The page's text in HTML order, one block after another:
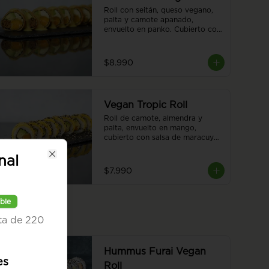
Roll con seitán, queso vegano,
palta y camote apanado,
envuelto en panko. Cubierto con
$8.990
Vegan Tropic Roll
Roll de camote, almendra y
palta, envuelto en mango,
cubierto con salsa de maracuyá
$7.990
Hummus Furai Vegan
Roll
de 220